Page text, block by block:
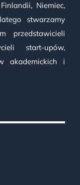
Niemiec,
stwarzamy
przedstawicieli
start-upów,
akademickich i